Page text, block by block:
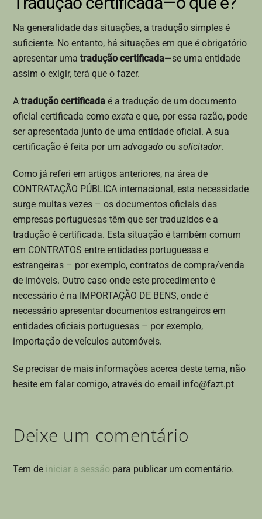
Na generalidade das situações, a tradução simples é
suficiente. No entanto, há situações em que é obrigatório
apresentar umatradução certificada—se uma entidade
assim o exigir, terá que o fazer.
Atradução certificada é a tradução de um documento
oficial certificada comoexata e que, por essa razão, pode
ser apresentada junto de uma entidade oficial. A sua
certificação é feita por umadvogado ousolicitador.
Como já referi em artigos anteriores, na área de
CONTRATAÇÃO PÚBLICA internacional, esta necessidade
surge muitas vezes – os documentos oficiais das
empresas portuguesas têm que ser traduzidos e a
tradução é certificada. Esta situação é também comum
em CONTRATOS entre entidades portuguesas e
estrangeiras – por exemplo, contratos de compra/venda
de imóveis. Outro caso onde este procedimento é
necessário é na IMPORTAÇÃO DE BENS, onde é
necessário apresentar documentos estrangeiros em
entidades oficiais portuguesas – por exemplo,
importação de veículos automóveis.
Se precisar de mais informações acerca deste tema, não
hesite em falar comigo, através do email info@fazt.pt
Deixe um comentário
Tem de iniciar a sessão para publicar um comentário.